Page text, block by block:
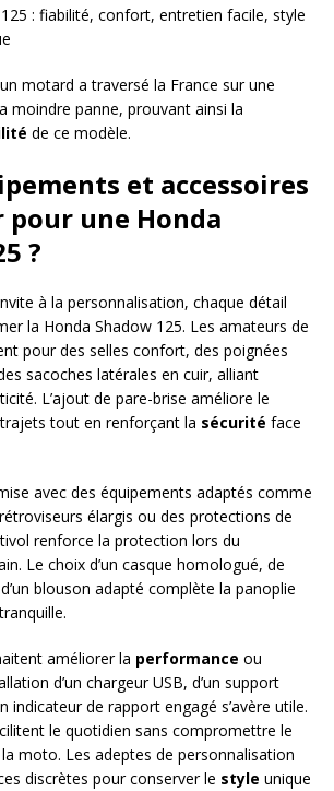
: fiabilité, confort, entretien facile, style
motard a traversé la France sur une
moindre panne, prouvant ainsi la
de ce modèle.
et accessoires
une Honda
?
à la personnalisation, chaque détail
la Honda Shadow 125. Les amateurs de
pour des selles confort, des poignées
sacoches latérales en cuir, alliant
L’ajout de pare-brise améliore le
tout en renforçant la sécurité face
avec des équipements adaptés comme
élargis ou des protections de
renforce la protection lors du
Le choix d’un casque homologué, de
blouson adapté complète la panoplie
améliorer la performance ou
d’un chargeur USB, d’un support
indicateur de rapport engagé s’avère utile.
le quotidien sans compromettre le
moto. Les adeptes de personnalisation
discrètes pour conserver le style unique